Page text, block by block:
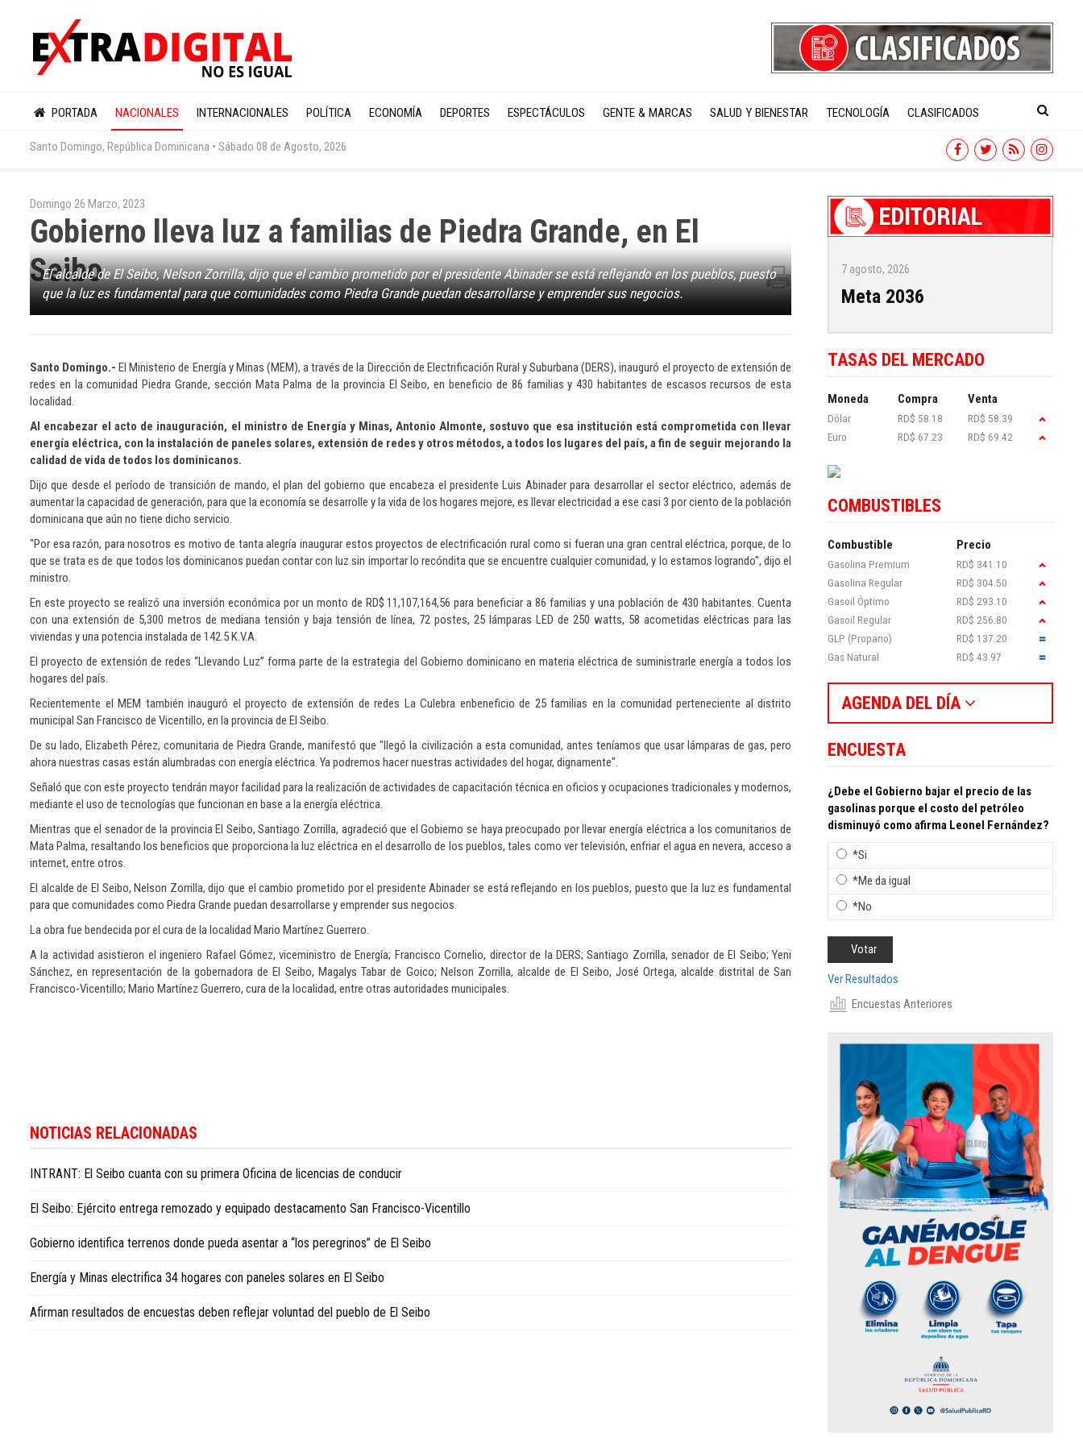
PORTADA NACIONALES INTERNACIONALES POLÍTICA ECONOMÍA DEPORTES ESPECTÁCULOS GENTE & MARCAS SALUD Y BIENESTAR TECNOLOGÍA CLASIFICADOS
Santo Domingo, República Dominicana • Sábado 08 de Agosto, 2026
Domingo 26 Marzo, 2023
Gobierno lleva luz a familias de Piedra Grande, en El
Seibo
El alcalde de El Seibo, Nelson Zorrilla, dijo que el cambio prometido por el presidente Abinader se está reflejando en los pueblos, puesto
que la luz es fundamental para que comunidades como Piedra Grande puedan desarrollarse y emprender sus negocios.
Santo Domingo.- El Ministerio de Energía y Minas (MEM), a través de la Dirección de Electrificación Rural y Suburbana (DERS), inauguró el proyecto de extensión de
redes en la comunidad Piedra Grande, sección Mata Palma de la provincia El Seibo, en beneficio de 86 familias y 430 habitantes de escasos recursos de esta
localidad.
Al encabezar el acto de inauguración, el ministro de Energía y Minas, Antonio Almonte, sostuvo que esa institución está comprometida con llevar
energía eléctrica, con la instalación de paneles solares, extensión de redes y otros métodos, a todos los lugares del país, a fin de seguir mejorando la
calidad de vida de todos los dominicanos.
Dijo que desde el período de transición de mando, el plan del gobierno que encabeza el presidente Luis Abinader para desarrollar el sector eléctrico, además de
aumentar la capacidad de generación, para que la economía se desarrolle y la vida de los hogares mejore, es llevar electricidad a ese casi 3 por ciento de la población
dominicana que aún no tiene dicho servicio.
"Por esa razón, para nosotros es motivo de tanta alegría inaugurar estos proyectos de electrificación rural como si fueran una gran central eléctrica, porque, de lo
que se trata es de que todos los dominicanos puedan contar con luz sin importar lo recóndita que se encuentre cualquier comunidad, y lo estamos logrando", dijo el
ministro.
En este proyecto se realizó una inversión económica por un monto de RD$ 11,107,164,56 para beneficiar a 86 familias y una población de 430 habitantes. Cuenta
con una extensión de 5,300 metros de mediana tensión y baja tensión de línea, 72 postes, 25 lámparas LED de 250 watts, 58 acometidas eléctricas para las
viviendas y una potencia instalada de 142.5 K.V.A.
El proyecto de extensión de redes “Llevando Luz” forma parte de la estrategia del Gobierno dominicano en materia eléctrica de suministrarle energía a todos los
hogares del país.
Recientemente el MEM también inauguró el proyecto de extensión de redes La Culebra enbeneficio de 25 familias en la comunidad perteneciente al distrito
municipal San Francisco de Vicentillo, en la provincia de El Seibo.
De su lado, Elizabeth Pérez, comunitaria de Piedra Grande, manifestó que "llegó la civilización a esta comunidad, antes teníamos que usar lámparas de gas, pero
ahora nuestras casas están alumbradas con energía eléctrica. Ya podremos hacer nuestras actividades del hogar, dignamente".
Señaló que con este proyecto tendrán mayor facilidad para la realización de actividades de capacitación técnica en oficios y ocupaciones tradicionales y modernos,
mediante el uso de tecnologías que funcionan en base a la energía eléctrica.
Mientras que el senador de la provincia El Seibo, Santiago Zorrilla, agradeció que el Gobierno se haya preocupado por llevar energía eléctrica a los comunitarios de
Mata Palma, resaltando los beneficios que proporciona la luz eléctrica en el desarrollo de los pueblos, tales como ver televisión, enfriar el agua en nevera, acceso a
internet, entre otros.
El alcalde de El Seibo, Nelson Zorrilla, dijo que el cambio prometido por el presidente Abinader se está reflejando en los pueblos, puesto que la luz es fundamental
para que comunidades como Piedra Grande puedan desarrollarse y emprender sus negocios.
La obra fue bendecida por el cura de la localidad Mario Martínez Guerrero.
A la actividad asistieron el ingeniero Rafael Gómez, viceministro de Energía; Francisco Cornelio, director de la DERS; Santiago Zorrilla, senador de El Seibo; Yeni
Sánchez, en representación de la gobernadora de El Seibo, Magalys Tabar de Goico; Nelson Zorrilla, alcalde de El Seibo, José Ortega, alcalde distrital de San
Francisco-Vicentillo; Mario Martínez Guerrero, cura de la localidad, entre otras autoridades municipales.
conocer
sobre
República
visite
Republic
in
NOTICIAS RELACIONADAS
INTRANT: El Seibo cuanta con su primera Oficina de licencias de conducir
El Seibo: Ejército entrega remozado y equipado destacamento San Francisco-Vicentillo
Gobierno identifica terrenos donde pueda asentar a “los peregrinos” de El Seibo
Energía y Minas electrifica 34 hogares con paneles solares en El Seibo
Afirman resultados de encuestas deben reflejar voluntad del pueblo de El Seibo
7 agosto, 2026
Meta 2036
TASAS DEL MERCADO
Moneda Compra Venta
Dólar RD$ 58.18
RD$ 58.39
Euro
RD$ 67.23 RD$ 69.42
COMBUSTIBLES
Combustible Precio
Gasolina Premium
RD$ 341.10
Gasolina Regular
RD$ 304.50
Gasoil Óptimo
RD$ 293.10
Gasoil Regular
RD$ 256.80
GLP (Propano)
RD$ 137.20
Gas Natural
RD$ 43.97
AGENDA DEL DÍA
ENCUESTA
¿Debe el Gobierno bajar el precio de las
gasolinas porque el costo del petróleo
disminuyó como afirma Leonel Fernández?
*Si
*Me da igual
*No
Ver Resultados
Encuestas Anteriores